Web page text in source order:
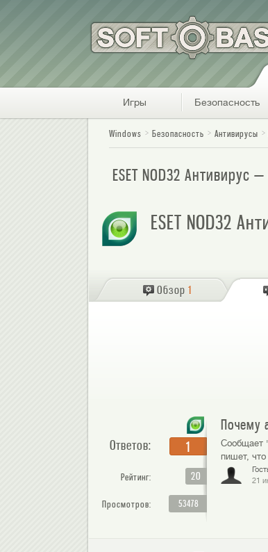
Игры Безопасность
Windows Безопасность Антивирусы
ESET NOD32
ESET NOD32
Обзор 1
Ответов: 1
Рейтинг: 20
Просмотров: 53478
Почему
Сообщает
пишет, что
21